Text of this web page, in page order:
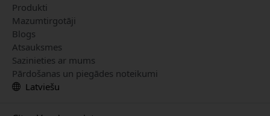
Produkti
Mazumtirgotāji
Blogs
Atsauksmes
Sazinieties ar mums
Pārdošanas un piegādes noteikumi
Latviešu